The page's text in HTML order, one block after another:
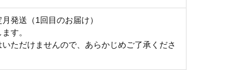
発送（1回目のお届け）
す。
ただけませんので、あらかじめご了承くださ